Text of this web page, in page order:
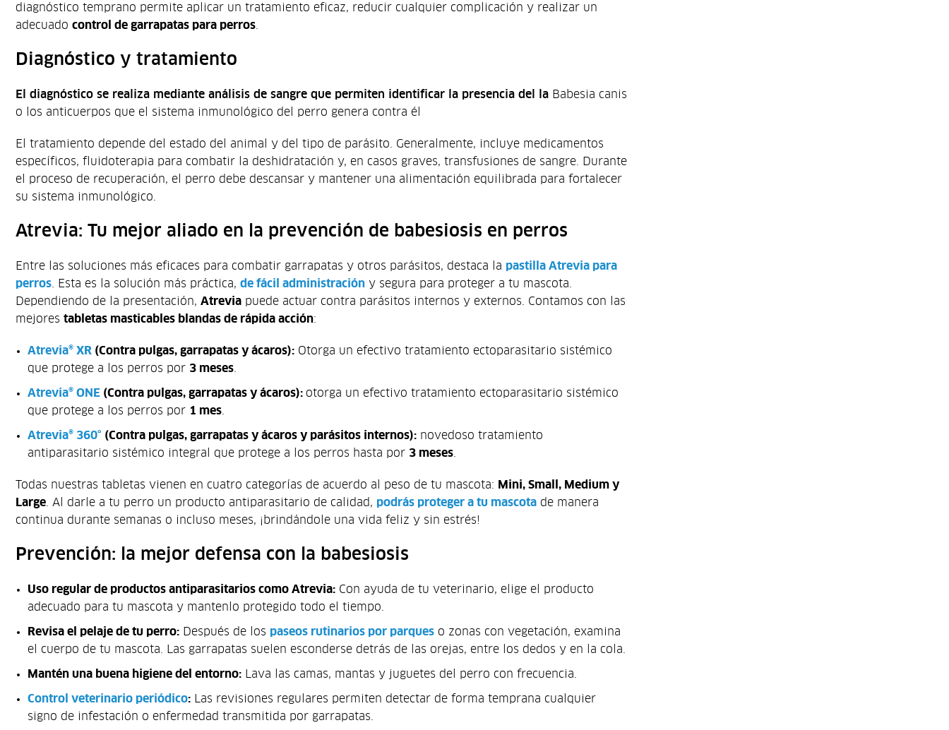
diagnóstico temprano permite aplicar un tratamiento eficaz, reducir cualquier complicación y realizar un
adecuado control de garrapatas para perros
Diagnóstico y tratamiento
El diagnóstico se realiza mediante análisis de sangre que permiten identificar la presencia del la Babesia canis
o los anticuerpos que el sistema inmunológico del perro genera contra él
El tratamiento depende del estado del animal y del tipo de parásito. Generalmente, incluye medicamentos
específicos, fluidoterapia para combatir la deshidratación y, en casos graves, transfusiones de sangre. Durante
el proceso de recuperación, el perro debe descansar y mantener una alimentación equilibrada para fortalecer
su sistema inmunológico.
Atrevia: Tu mejor aliado en la prevención de babesiosis en perros
Entre las soluciones más eficaces para combatir garrapatas y otros parásitos, destaca la pastilla Atrevia para
perros . Esta es la solución más práctica, de fácil administración y segura para proteger a tu mascota.
Dependiendo de la presentación, Atrevia puede actuar contra parásitos internos y externos. Contamos con las
mejores tabletas masticables blandas de rápida acción:
Atrevia® XR (Contra pulgas, garrapatas y ácaros): Otorga un efectivo tratamiento ectoparasitario sistémico
que protege a los perros por 3 meses
Atrevia® ONE (Contra pulgas, garrapatas y ácaros): otorga un efectivo tratamiento ectoparasitario sistémico
que protege a los perros por 1 mes
Atrevia® 360° (Contra pulgas, garrapatas y ácaros y parásitos internos): novedoso tratamiento
antiparasitario sistémico integral que protege a los perros hasta por 3 meses
Todas nuestras tabletas vienen en cuatro categorías de acuerdo al peso de tu mascota: Mini, Small, Medium y
Large . Al darle a tu perro un producto antiparasitario de calidad, podrás proteger a tu mascota de manera
continua durante semanas o incluso meses, ¡brindándole una vida feliz y sin estrés!
Prevención: la mejor defensa con la babesiosis
Uso regular de productos antiparasitarios como Atrevia: Con ayuda de tu veterinario, elige el producto
adecuado para tu mascota y mantenlo protegido todo el tiempo.
Revisa el pelaje de tu perro: Después de los paseos rutinarios por parques o zonas con vegetación, examina
el cuerpo de tu mascota. Las garrapatas suelen esconderse detrás de las orejas, entre los dedos y en la cola.
Mantén una buena higiene del entorno: Lava las camas, mantas y juguetes del perro con frecuencia.
Control veterinario periódico: Las revisiones regulares permiten detectar de forma temprana cualquier
signo de infestación o enfermedad transmitida por garrapatas.